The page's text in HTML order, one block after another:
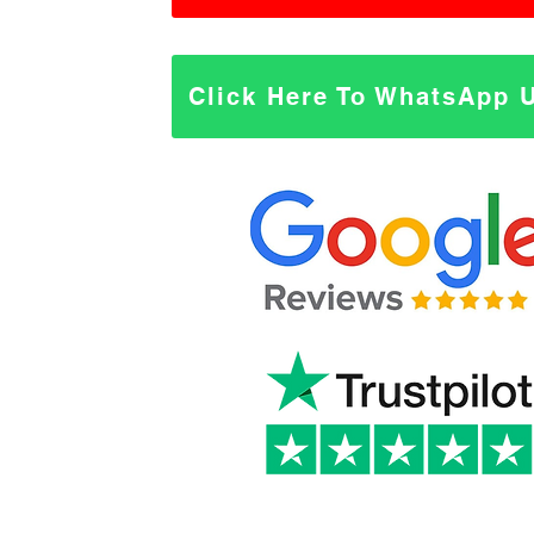
Click Here To WhatsApp